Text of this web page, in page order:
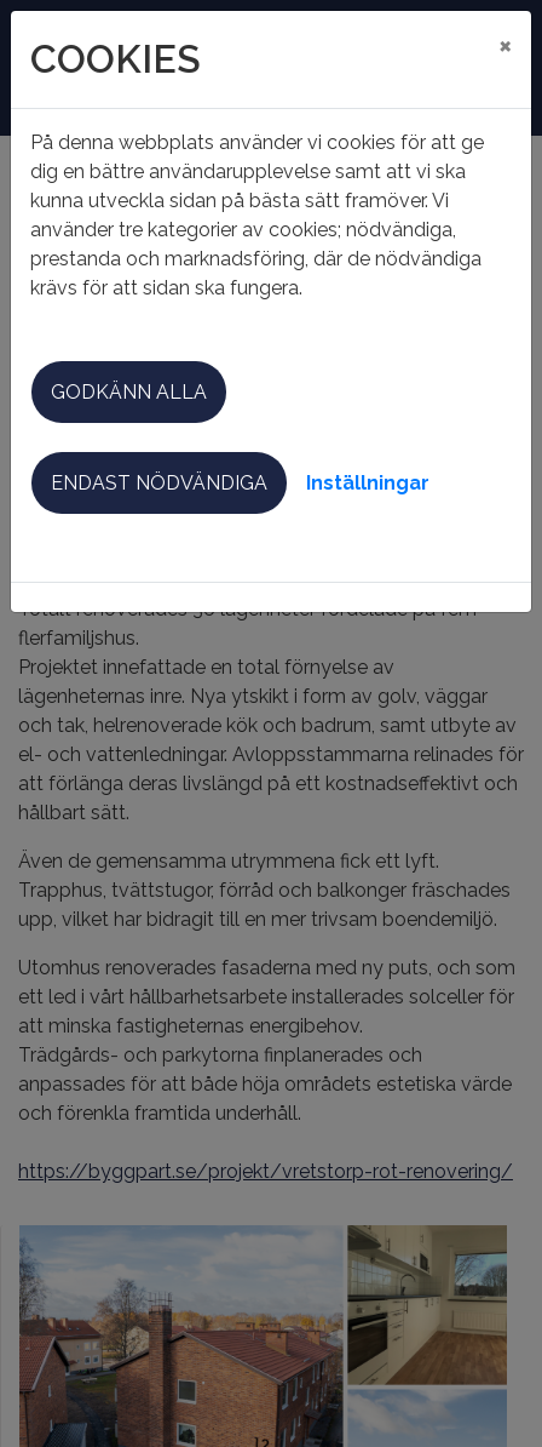
Hem Projekt Vretstorp - ROT renovering
VRETSTORP - ROT
RENOVERING
ROT-renovering i Vretstorp – ett lyft för både
boende och miljö
Under 2022 och 2023 genomförde vi en omfattande
ROT-renovering av delar av vårt fastighetsbestånd i
Totalt renoverades 36 lägenheter fördelade på fem
flerfamiljshus.
Projektet innefattade en total förnyelse av
lägenheternas inre. Nya ytskikt i form av golv, väggar
och tak, helrenoverade kök och badrum, samt utbyte av
el- och vattenledningar. Avloppsstammarna relinades för
att förlänga deras livslängd på ett kostnadseffektivt och
hållbart sätt.
Även de gemensamma utrymmena fick ett lyft.
Trapphus, tvättstugor, förråd och balkonger fräschades
upp, vilket har bidragit till en mer trivsam boendemiljö.
Utomhus renoverades fasaderna med ny puts, och som
ett led i vårt hållbarhetsarbete installerades solceller för
att minska fastigheternas energibehov.
Trädgårds- och parkytorna finplanerades och
anpassades för att både höja områdets estetiska värde
och förenkla framtida underhåll.
https://byggpart.se/projekt/vretstorp-rot-renovering/
COOKIES ×
På denna webbplats använder vi cookies för att ge
dig en bättre användarupplevelse samt att vi ska
kunna utveckla sidan på bästa sätt framöver. Vi
använder tre kategorier av cookies; nödvändiga,
prestanda och marknadsföring, där de nödvändiga
krävs för att sidan ska fungera.
GODKÄNN ALLA
ENDAST NÖDVÄNDIGA Inställningar